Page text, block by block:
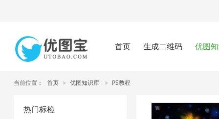
首页 生成二维码 优图
当前位置： 首页 > 优图知识库 > PS教程
热门标检